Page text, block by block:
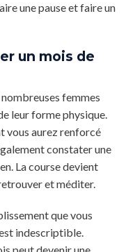
une pause et faire un
un mois de
femmes
leur forme physique.
vous aurez renforcé
constater une
La course devient
et méditer.
que vous
indescriptible.